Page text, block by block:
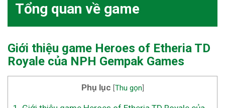
Tổng quan về game
Giới thiệu game Heroes of Etheria TD
Royale của NPH Gempak Games
Phụ lục [Thu gọn]